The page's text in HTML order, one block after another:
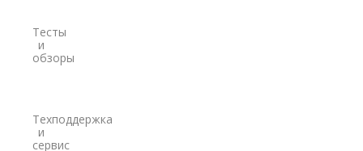
Trimble
Аксессуары
Тесты
и
обзоры
Техподдержка
и
сервис